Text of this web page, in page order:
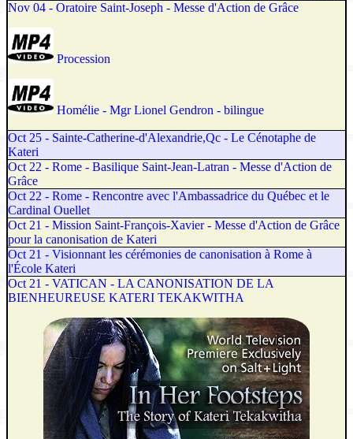
Nov 04 - Oratoire Saint-Joseph - Messe d'Action de Grâce
Procession
Homélie - Mgr Lionel Gendron - bilingue
Oct 25 - Sainte-Catherine-d'Alexandrie,Qc - Le Cénotaphe de
Kateri
Oct 22 - Rome - Basilique Saint-Jean-Latran - Messe d'Action de
Grâce
Oct 22 - Rome - Rencontre avec l'Ambassadrice du Québec et le
Cardinal Ouellet
Oct 21 - Mission Saint-François-Xavier - Messe d'Action de Grâce
pour la canonisation de Kateri
Oct 21 - Visionnant les cérémonies de canonisation à Rome à
l'École Kateri
Oct 21 - VATICAN - LA CANONISATION DE LA
BIENHEUREUSE KATERI TEKAKWITHA